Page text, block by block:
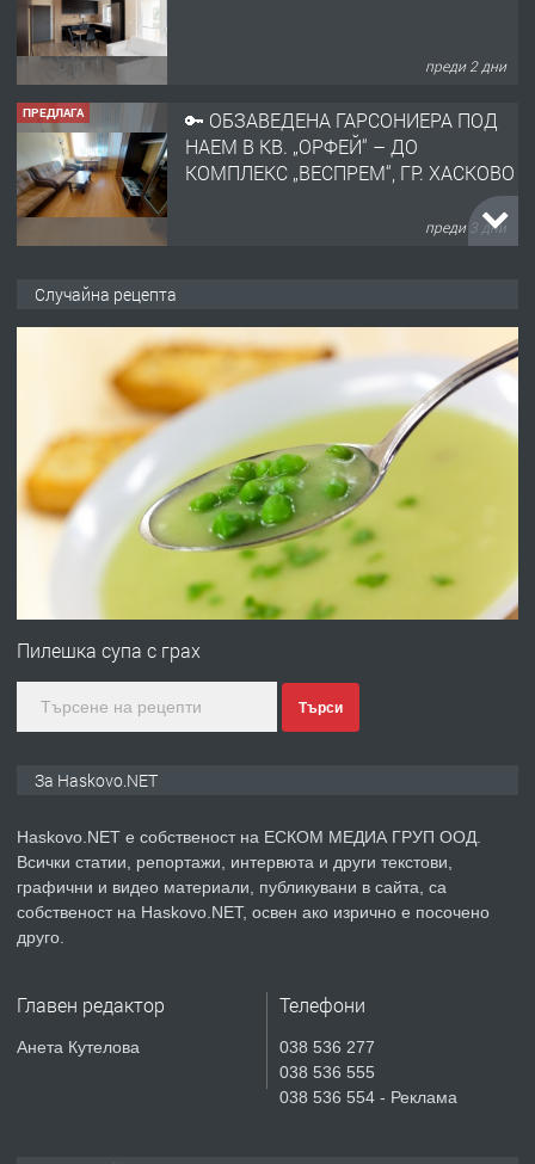
преди 2 дни
ПРЕДЛАГА
🔑 ОБЗАВЕДЕНА ГАРСОНИЕРА ПОД
НАЕМ В КВ. „ОРФЕЙ“ – ДО
КОМПЛЕКС „ВЕСПРЕМ“, ГР. ХАСКОВО
преди 3 дни
АПАРТАМЕНТ В ЦЕНТЪРА НА ГР.
ХАСКОВО
преди 4 дни
ПРЕДЛАГА Давам гараж под наем
№4120 Магазин/Офис под наем в кв.
градската градина!
преди 5 дни
ПРЕДЛАГА
Продавам парцел в гр. Хасково кв.
СГЛОБЯВАНЕ НА МЕБЕЛИ.
Случайна рецепта
Пилешка супа с грах
Търси
За Haskovo.NET
Haskovo.NET е собственост на ЕСКОМ МЕДИА ГРУП ООД.
Всички статии, репортажи, интервюта и други текстови,
графични и видео материали, публикувани в сайта, са
собственост на Haskovo.NET, освен ако изрично е посочено
друго.
Главен редактор
Анета Кутелова
Телефони
038 536 277
038 536 555
038 536 554 - Реклама